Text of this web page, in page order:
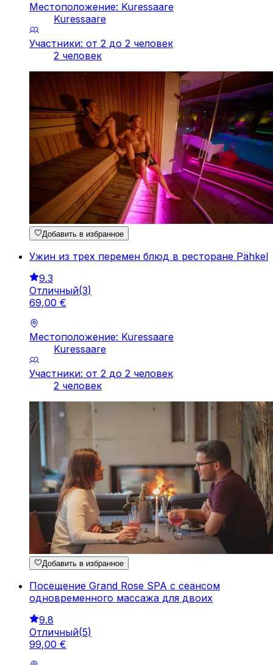
Местоположение: Kuressaare
Kuressaare
Участники: от 2 до 2 человек
2 человек
Добавить в избранное
Ужин из трех перемен блюд в ресторане Pähkel
9.3
Отличный(3)
69,00 €
Местоположение: Kuressaare
Kuressaare
Участники: от 2 до 2 человек
2 человек
Добавить в избранное
Посещение Grand Rose SPA с сеансом
одновременного массажа для двоих
9.8
Отличный(5)
99,00 €